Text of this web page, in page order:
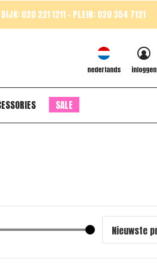
SALE
nederlands inloggen
020 221 1211 - PLEIN: 020 354 7121